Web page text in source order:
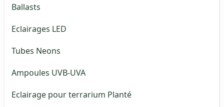
Ballasts
Eclairages LED
Tubes Neons
Ampoules UVB-UVA
Eclairage pour terrarium Planté